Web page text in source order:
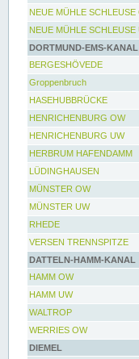
NEUE MÜHLE SCHLEUSE
NEUE MÜHLE SCHLEUSE
DORTMUND-EMS-KANAL
BERGESHÖVEDE
Groppenbruch
HASEHUBBRÜCKE
HENRICHENBURG OW
HENRICHENBURG UW
HERBRUM HAFENDAMM
LÜDINGHAUSEN
MÜNSTER OW
MÜNSTER UW
RHEDE
VERSEN TRENNSPITZE
DATTELN-HAMM-KANAL
HAMM OW
HAMM UW
WALTROP
WERRIES OW
DIEMEL